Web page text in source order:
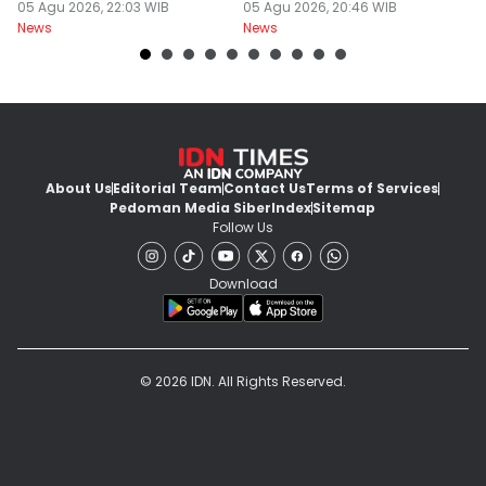
Respons JPU
05 Agu 2026, 22:03 WIB
News
Siluman DPRD NTB
05 Agu 2026, 20:46 WIB
News
About UsEditorial TeamContact UsTerms of Services
Pedoman Media SiberIndexSitemap
Follow Us
Download
© 2026 IDN. All Rights Reserved.